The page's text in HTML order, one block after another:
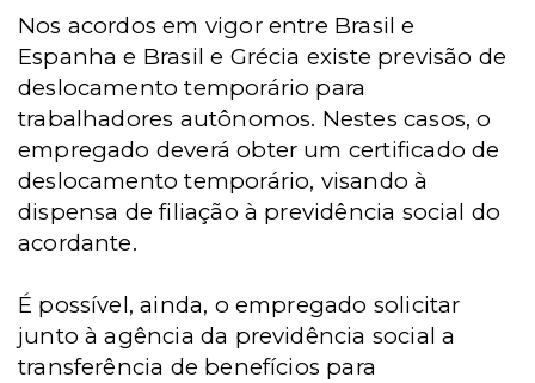
Nos acordos em vigor entre Brasil e
Espanha e Brasil e Grécia existe previsão de
deslocamento temporário para
trabalhadores autônomos. Nestes casos, o
empregado deverá obter um certificado de
deslocamento temporário, visando à
dispensa de filiação à previdência social do
acordante.
É possível, ainda, o empregado solicitar
junto à agência da previdência social a
transferência de benefícios para